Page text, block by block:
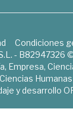
Condiciones
- B82947326
Empresa,
Ciencias Humanas
y desarrollo